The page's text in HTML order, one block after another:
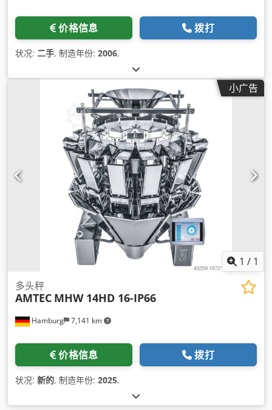
价格信息 拨打
状况: 二手, 制造年份: 2006,
小广告
1 / 1
Hamburg 7,141 km
多头秤
AMTEC MHW 14HD 16-IP66
价格信息 拨打
状况: 新的, 制造年份: 2025,